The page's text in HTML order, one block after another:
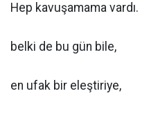
Hep kavuşamama vardı.
belki de bu gün bile,
en ufak bir eleştiriye,